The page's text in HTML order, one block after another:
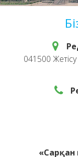
041500
«Сарқан